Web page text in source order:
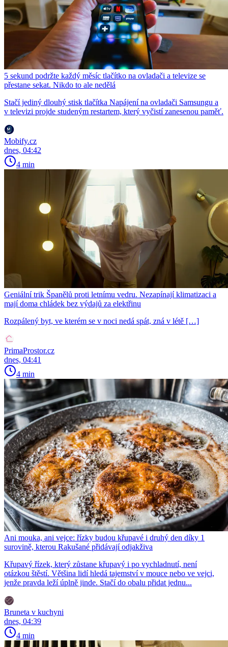
5 sekund podržte každý měsíc tlačítko na ovladači a televize se
přestane sekat. Nikdo to ale nedělá
Stačí jediný dlouhý stisk tlačítka Napájení na ovladači Samsungu a
v televizi projde studeným restartem, který vyčistí zanesenou paměť.
Mobify.cz
dnes, 04:42
4 min
Geniální trik Španělů proti letnímu vedru. Nezapínají klimatizaci a
mají doma chládek bez výdajů za elektřinu
Rozpálený byt, ve kterém se v noci nedá spát, zná v létě […]
PrimaProstor.cz
dnes, 04:41
4 min
Ani mouka, ani vejce: řízky budou křupavé i druhý den díky 1
surovině, kterou Rakušané přidávají odjakživa
Křupavý řízek, který zůstane křupavý i po vychladnutí, není
otázkou štěstí. Většina lidí hledá tajemství v mouce nebo ve vejci,
jenže pravda leží úplně jinde. Stačí do obalu přidat jednu...
Bruneta v kuchyni
dnes, 04:39
4 min